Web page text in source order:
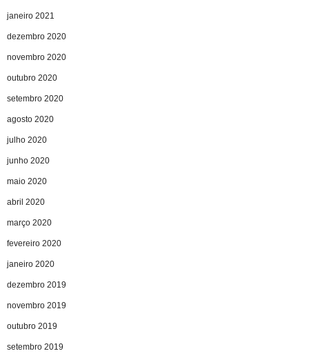
janeiro 2021
dezembro 2020
novembro 2020
outubro 2020
setembro 2020
agosto 2020
julho 2020
junho 2020
maio 2020
abril 2020
março 2020
fevereiro 2020
janeiro 2020
dezembro 2019
novembro 2019
outubro 2019
setembro 2019